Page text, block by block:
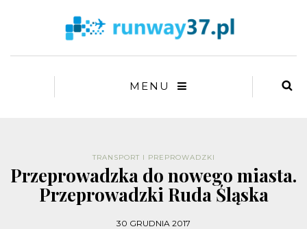
MENU
TRANSPORT I PREPROWADZKI
Przeprowadzka do nowego miasta.
Przeprowadzki Ruda Śląska
30 GRUDNIA 2017